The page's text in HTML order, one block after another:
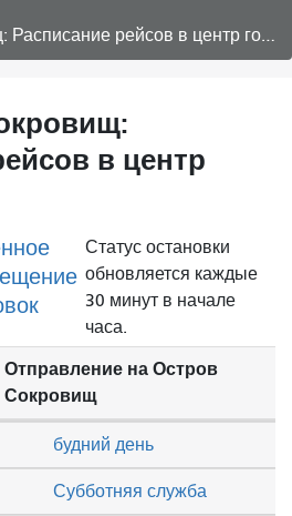
рейсов в центр города -
в центр
Статус остановки
обновляется каждые
30 минут в начале
часа.
Отправление на Остров
Сокровищ
Субботняя служба
будний день